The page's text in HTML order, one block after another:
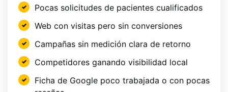
Pocas solicitudes de pacientes cualificados
Web con visitas pero sin conversiones
Campañas sin medición clara de retorno
Competidores ganando visibilidad local
Ficha de Google poco trabajada o con pocas